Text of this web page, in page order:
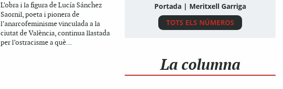
L’obra i la figura de Lucía Sánchez
Saornil, poeta i pionera de
l’anarcofeminisme vinculada a la
ciutat de València, continua llastada
per l’ostracisme a què...
Portada | Meritxell Garriga
TOTS ELS NÚMEROS
La columna